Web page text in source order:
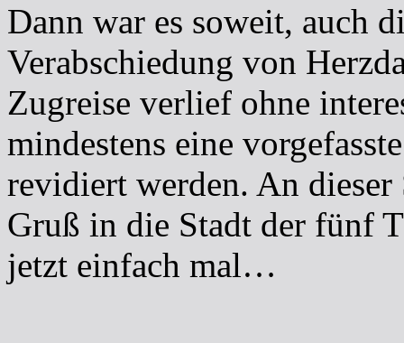
Dann war es soweit, auch
Verabschiedung von
Zugreise verlief ohne
mindestens eine
revidiert werden. An dieser
Gruß in die Stadt der fünf
jetzt einfach mal…